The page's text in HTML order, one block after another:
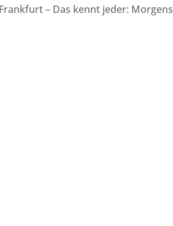
– Das kennt jeder: Morgens